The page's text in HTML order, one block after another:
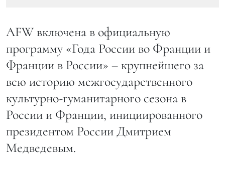
AFW включена в официальную
программу «Года России во Франции и
Франции в России» – крупнейшего за
всю историю межгосударственного
культурно-гуманитарного сезона в
России и Франции, инициированного
президентом России Дмитрием
Медведевым.